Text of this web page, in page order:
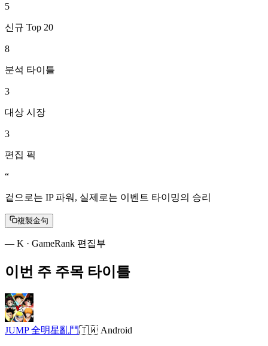
5
신규 Top 20
8
분석 타이틀
3
대상 시장
3
편집 픽
“
겉으로는 IP 파워, 실제로는 이벤트 타이밍의 승리
複製金句
— K · GameRank 편집부
이번 주 주목 타이틀
JUMP 全明星亂鬥🇹🇼 Android